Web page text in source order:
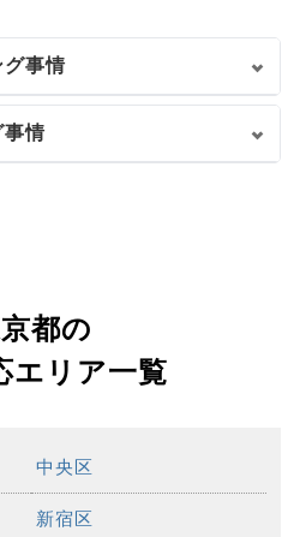
グ事情
事情
都の
エリア一覧
中央区
新宿区